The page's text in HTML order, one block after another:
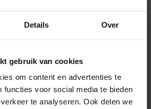
Details Over
gebruik van cookies
om content en advertenties te
functies voor social media te bieden
te analyseren. Ook delen we
is in volle gang en dat houdt ook
op gras verreden worden.
die stiften draaien, maar toch
tips om de juiste kalkoenen
Lees verder...